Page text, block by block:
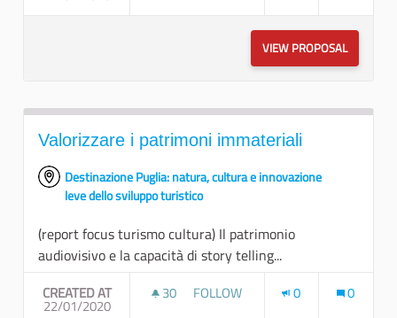
VIEW PROPOSALIL
Valorizzare i patrimoni immateriali
Destinazione Puglia: natura, cultura e innovazione
leve dello sviluppo turistico
(report focus turismo cultura) Il patrimonio
audiovisivo e la capacità di story telling...
CREATED AT
22/01/2020
30 30 FOLLOWERS
FOLLOW 0 0